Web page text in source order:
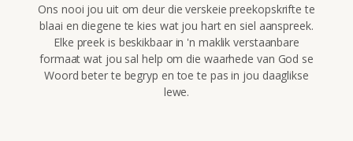
Ons nooi jou uit om deur die verskeie preekopskrifte te
blaai en diegene te kies wat jou hart en siel aanspreek.
Elke preek is beskikbaar in 'n maklik verstaanbare
formaat wat jou sal help om die waarhede van God se
Woord beter te begryp en toe te pas in jou daaglikse
lewe.